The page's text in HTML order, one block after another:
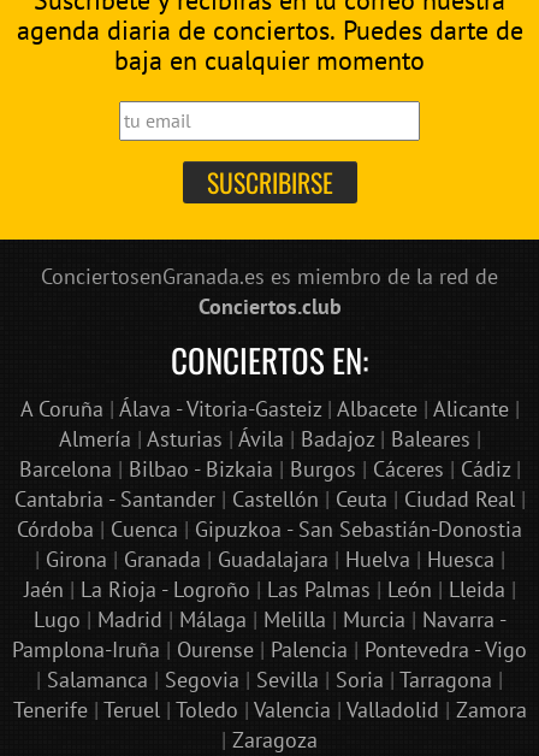
agenda diaria de conciertos. Puedes darte de
baja en cualquier momento
ConciertosenGranada.es es miembro de la red de
Conciertos.club
CONCIERTOS EN:
A Coruña | Álava - Vitoria-Gasteiz| Albacete| Alicante|
Almería | Asturias | Ávila | Badajoz| Baleares |
Barcelona | Bilbao - Bizkaia | Burgos | Cáceres | Cádiz|
Cantabria - Santander| Castellón | Ceuta | Ciudad Real|
Córdoba | Cuenca | Gipuzkoa - San Sebastián-Donostia
| Girona | Granada | Guadalajara | Huelva | Huesca |
Jaén | La Rioja - Logroño | Las Palmas | León | Lleida |
Lugo | Madrid | Málaga | Melilla | Murcia | Navarra -
Pamplona-Iruña | Ourense | Palencia | Pontevedra - Vigo
| Salamanca | Segovia | Sevilla | Soria | Tarragona |
Tenerife| Teruel| Toledo | Valencia | Valladolid | Zamora
| Zaragoza